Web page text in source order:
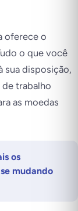
oferece o
o que você
sua disposição,
trabalho
as moedas
os
mudando